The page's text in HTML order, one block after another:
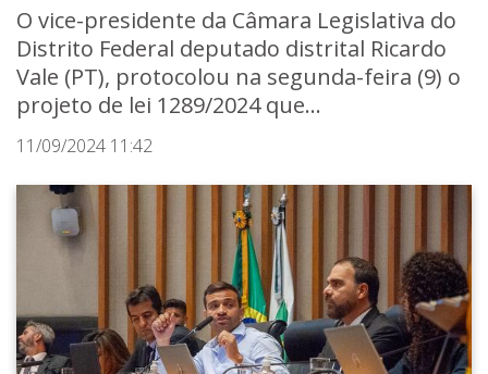
O vice-presidente da Câmara Legislativa do
Distrito Federal deputado distrital Ricardo
Vale (PT), protocolou na segunda-feira (9) o
projeto de lei 1289/2024 que...
11/09/2024 11:42